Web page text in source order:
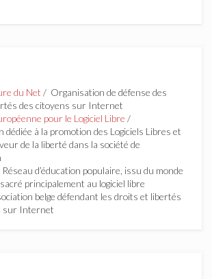
du Net / Organisation de défense des
des citoyens sur Internet
pour le Logiciel Libre /
dédiée à la promotion des Logiciels Libres et
de la liberté dans la société de
d’éducation populaire, issu du monde
principalement au logiciel libre
belge défendant les droits et libertés
sur Internet